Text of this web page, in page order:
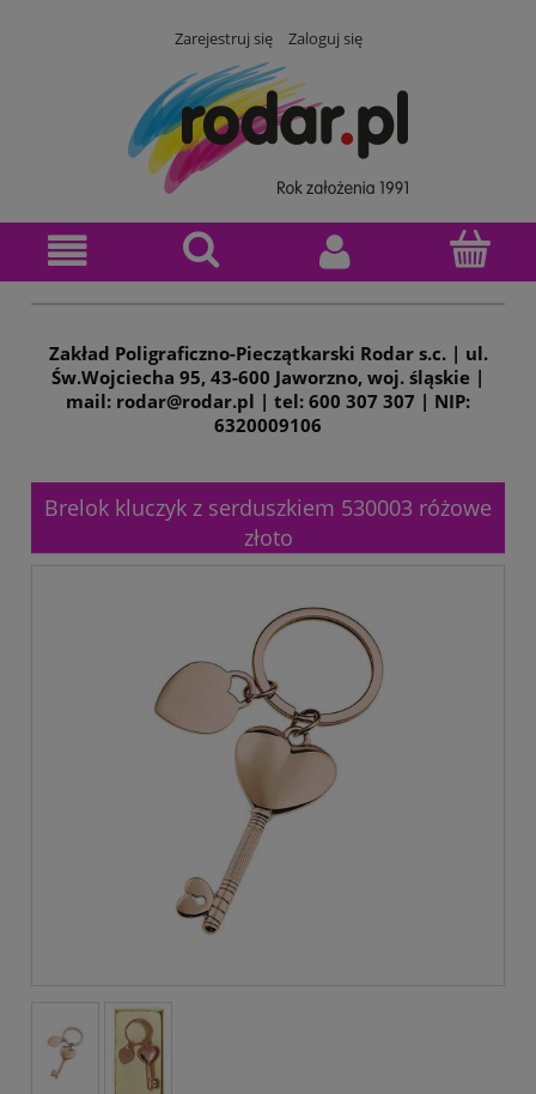
Zarejestruj się Zaloguj się
Zakład Poligraficzno-Pieczątkarski Rodar s.c. | ul.
Św.Wojciecha 95, 43-600 Jaworzno, woj. śląskie |
mail: rodar@rodar.pl | tel: 600 307 307 | NIP:
6320009106
Brelok kluczyk z serduszkiem 530003 różowe
złoto